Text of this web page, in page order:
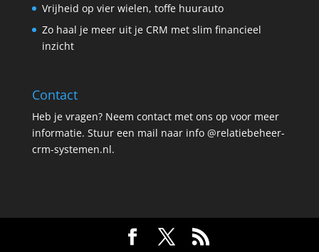
Vrijheid op vier wielen, toffe huurauto
Zo haal je meer uit je CRM met slim financieel
inzicht
Contact
Heb je vragen? Neem contact met ons op voor meer
informatie. Stuur een mail naar info @relatiebeheer-
crm-systemen.nl.